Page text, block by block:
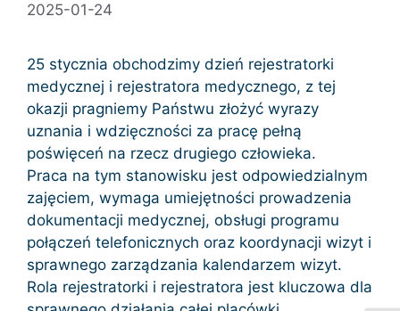
2025-01-24
25 stycznia obchodzimy dzień rejestratorki
medycznej i rejestratora medycznego, z tej
okazji pragniemy Państwu złożyć wyrazy
uznania i wdzięczności za pracę pełną
poświęceń na rzecz drugiego człowieka.
Praca na tym stanowisku jest odpowiedzialnym
zajęciem, wymaga umiejętności prowadzenia
dokumentacji medycznej, obsługi programu
połączeń telefonicznych oraz koordynacji wizyt i
sprawnego zarządzania kalendarzem wizyt.
Rola rejestratorki i rejestratora jest kluczowa dla